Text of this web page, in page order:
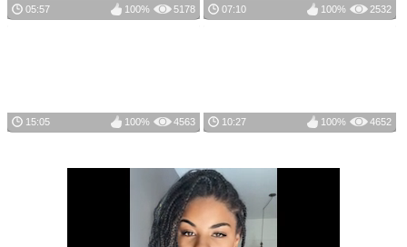
05:57 5178
100% 07:10 2532
100%
15:05 4563
100% 10:27 4652
100%